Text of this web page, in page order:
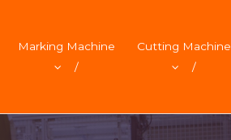
Marking Machine
/
Cutting Machine
/